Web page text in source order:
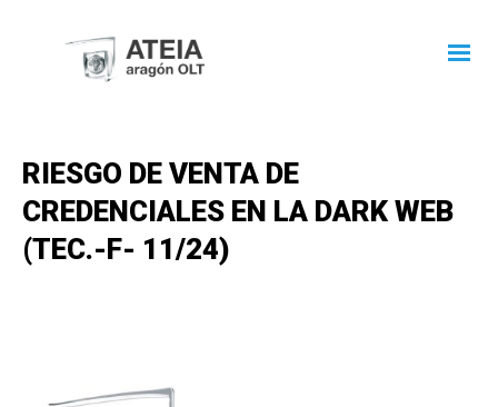
RIESGO DE VENTA DE
CREDENCIALES EN LA DARK WEB
(TEC.-F- 11/24)